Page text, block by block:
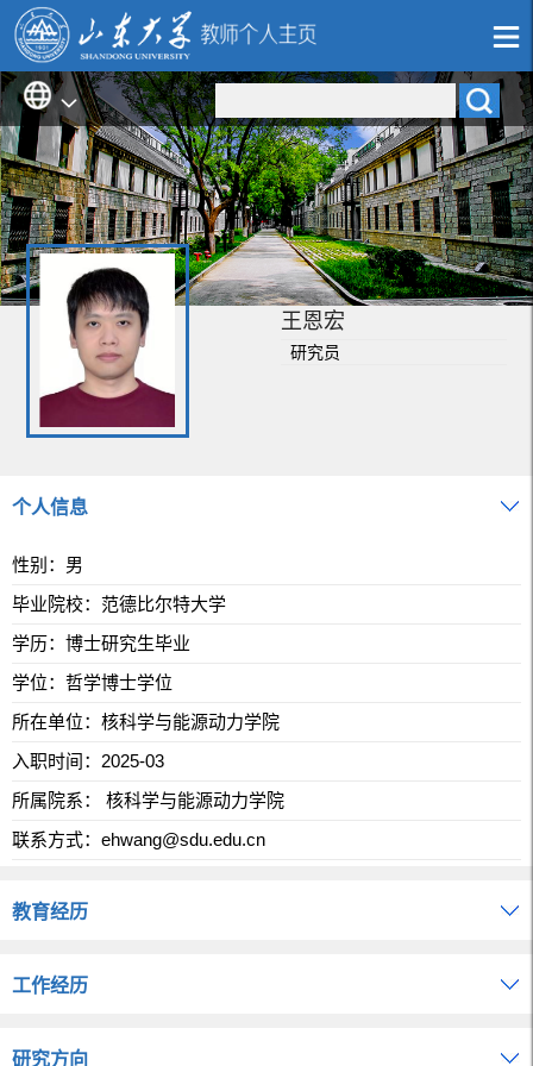
王恩宏
研究员
个人信息
性别：男
毕业院校：范德比尔特大学
学历：博士研究生毕业
学位：哲学博士学位
所在单位：核科学与能源动力学院
入职时间：2025-03
所属院系： 核科学与能源动力学院
联系方式： ehwang@sdu.edu.cn
教育经历
工作经历
研究方向